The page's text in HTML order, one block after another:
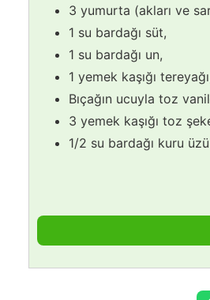
3 yumurta (akları ve
1 su bardağı süt,
1 su bardağı un,
1 yemek kaşığı
Bıçağın ucuyla toz
3 yemek kaşığı toz
1/2 su bardağı kuru